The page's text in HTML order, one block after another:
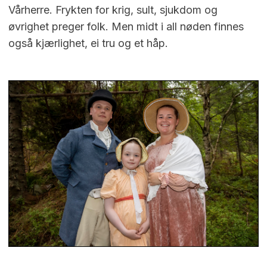
Vårherre. Frykten for krig, sult, sjukdom og
øvrighet preger folk. Men midt i all nøden finnes
også kjærlighet, ei tru og et håp.